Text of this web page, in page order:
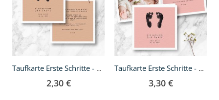
Taufkarte Erste Schritte - quadratisch
2,30 €
Taufkarte Erste Schritte - Klappkarte quadratisch
3,30 €